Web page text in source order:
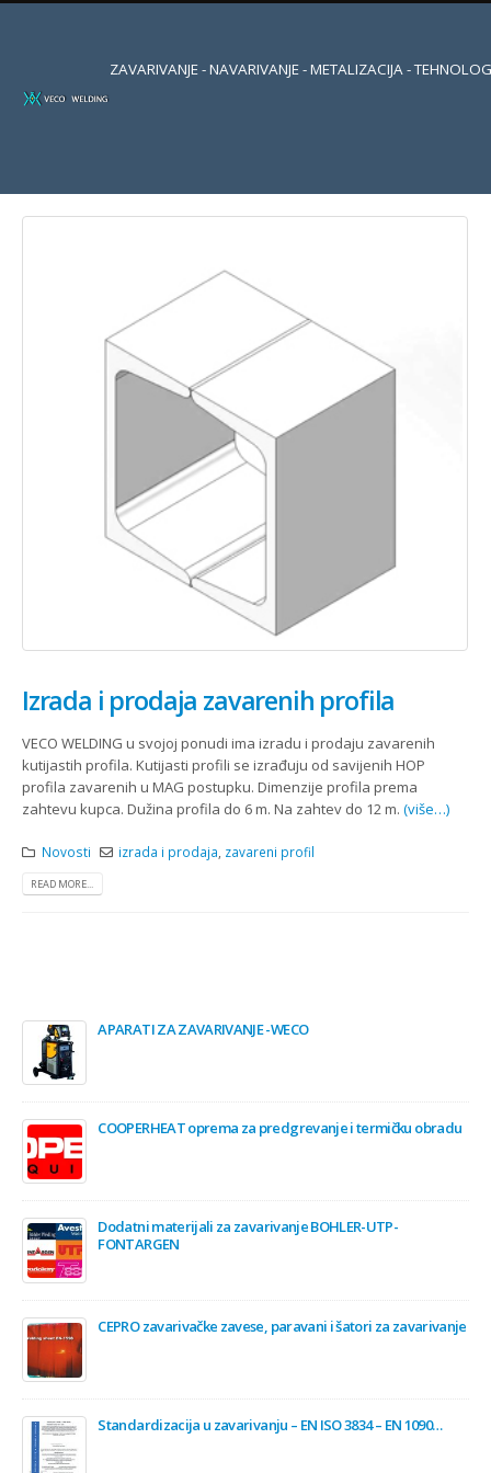
ZAVARIVANJE - NAVARIVANJE - METALIZACIJA -
Izrada i prodaja zavarenih profila
VECO WELDING u svojoj ponudi ima izradu i prodaju zavarenih
kutijastih profila. Kutijasti profili se izrađuju od savijenih HOP
profila zavarenih u MAG postupku. Dimenzije profila prema
zahtevu kupca. Dužina profila do 6 m. Na zahtev do 12 m. (više…)
Novosti izrada i prodaja zavareni profil
READ MORE...
APARATI ZA ZAVARIVANJE -WECO
COOPERHEAT oprema za predgrevanje i termičku obradu
Dodatni materijali za zavarivanje BOHLER-UTP-
FONTARGEN
CEPRO zavarivačke zavese, paravani i šatori za zavarivanje
Standardizacija u zavarivanju – EN ISO 3834 – EN 1090…